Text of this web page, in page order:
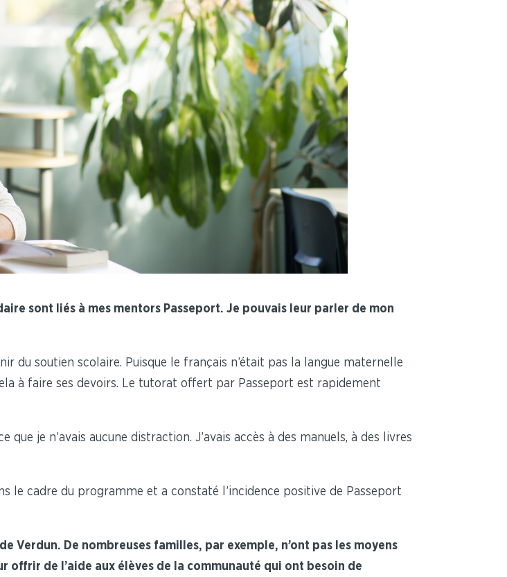
sont liés à mes mentors Passeport. Je pouvais leur parler de mon
du soutien scolaire. Puisque le français n’était pas la langue maternelle
à faire ses devoirs. Le tutorat offert par Passeport est rapidement
je n’avais aucune distraction. J’avais accès à des manuels, à des livres
le cadre du programme et a constaté l’incidence positive de Passeport
Verdun. De nombreuses familles, par exemple, n’ont pas les moyens
offrir de l’aide aux élèves de la communauté qui ont besoin de